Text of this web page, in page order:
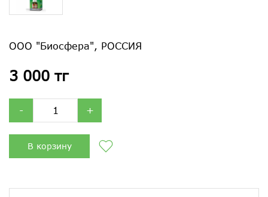
ООО "Биосфера", РОССИЯ
3 000 тг
- +
В корзину